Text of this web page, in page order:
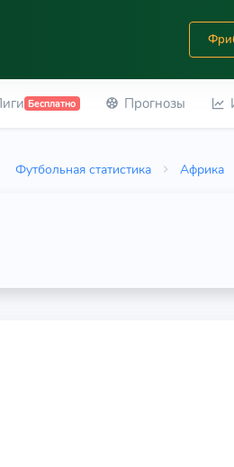
Бесплатно Прогнозы
Футбольная статистика Африка